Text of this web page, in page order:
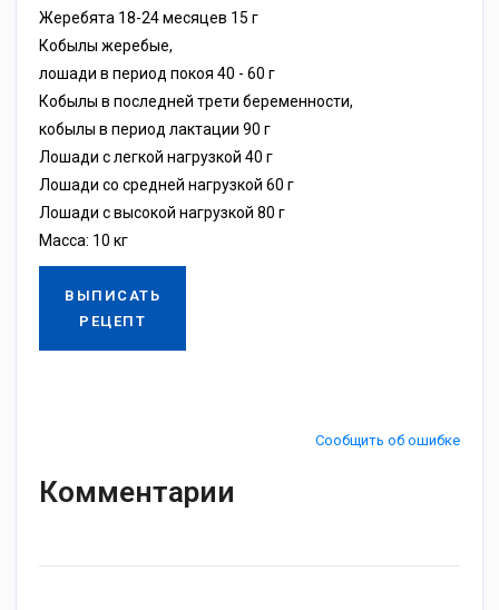
Жеребята 18-24 месяцев 15 г
Кобылы жеребые,
лошади в период покоя 40 - 60 г
Кобылы в последней трети беременности,
кобылы в период лактации 90 г
Лошади с легкой нагрузкой 40 г
Лошади со средней нагрузкой 60 г
Лошади с высокой нагрузкой 80 г
Масса: 10 кг
ВЫПИСАТЬ
РЕЦЕПТ
Сообщить об ошибке
Комментарии